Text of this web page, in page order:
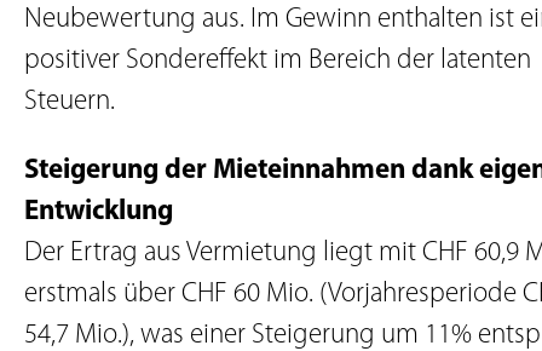
Neubewertung aus. Im Gewinn enthalten ist
positiver Sondereffekt im Bereich der latenten
Steuern.
Steigerung der Mieteinnahmen dank
Entwicklung
Der Ertrag aus Vermietung liegt mit CHF 60,9
erstmals über CHF 60 Mio. (Vorjahresperiode
54,7 Mio.), was einer Steigerung um 11%